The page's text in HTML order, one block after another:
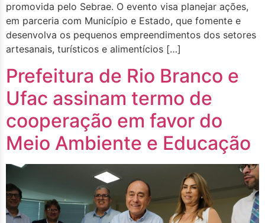
promovida pelo Sebrae. O evento visa planejar ações,
em parceria com Município e Estado, que fomente e
desenvolva os pequenos empreendimentos dos setores
artesanais, turísticos e alimentícios […]
Prefeitura de Rio Branco e
Ufac assinam termo de
cooperação em favor do
Meio Ambiente e Educação